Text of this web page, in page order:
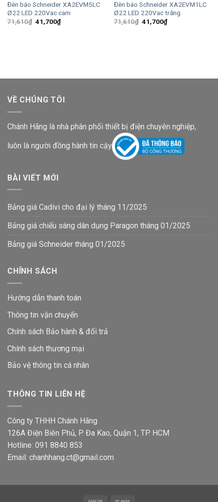
Đèn báo Schneider XA2EVM5LC
Ø22 LED 220Vac cam
71,610₫ Giá
gốc
41,700₫Giá
hiện
Đèn báo Schneider XA2EVM1LC
Ø22 LED 220Vac trắng
71,610₫ Giá
gốc
41,700₫Giá
hiện
VỀ CHÚNG TÔI
Chánh Hãng là nhà phân phối thiết bị điện chuyên nghiệp,
luôn là người đồng hành tin cậy
BÀI VIẾT MỚI
Bảng giá Cadivi cho đại lý tháng 11/2025
Bảng giá chiếu sáng dân dụng Paragon tháng 01/2025
Bảng giá Schneider tháng 01/2025
CHÍNH SÁCH
Hướng dẫn thanh toán
Thông tin vận chuyển
Chính sách Bảo hành & đổi trả
Chính sách thương mại
Bảo vệ thông tin cá nhân
THÔNG TIN LIÊN HỆ
Công ty THHH Chánh Hãng
126A Điện Biên Phủ, P. Đa Kao, Quận 1, TP. HCM
Hotline: 091 8840 853
Email: chanhhang.ct@gmail.com